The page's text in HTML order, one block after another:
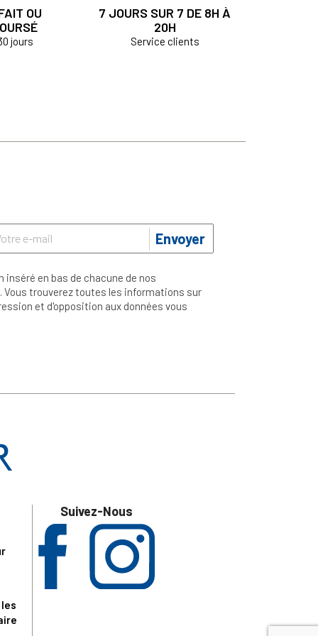
OU
jours
7 JOURS SUR 7 DE 8H À
20H
Service clients
Envoyer
en bas de chacune de nos
trouverez toutes les informations sur
et d'opposition aux données vous
Suivez-Nous